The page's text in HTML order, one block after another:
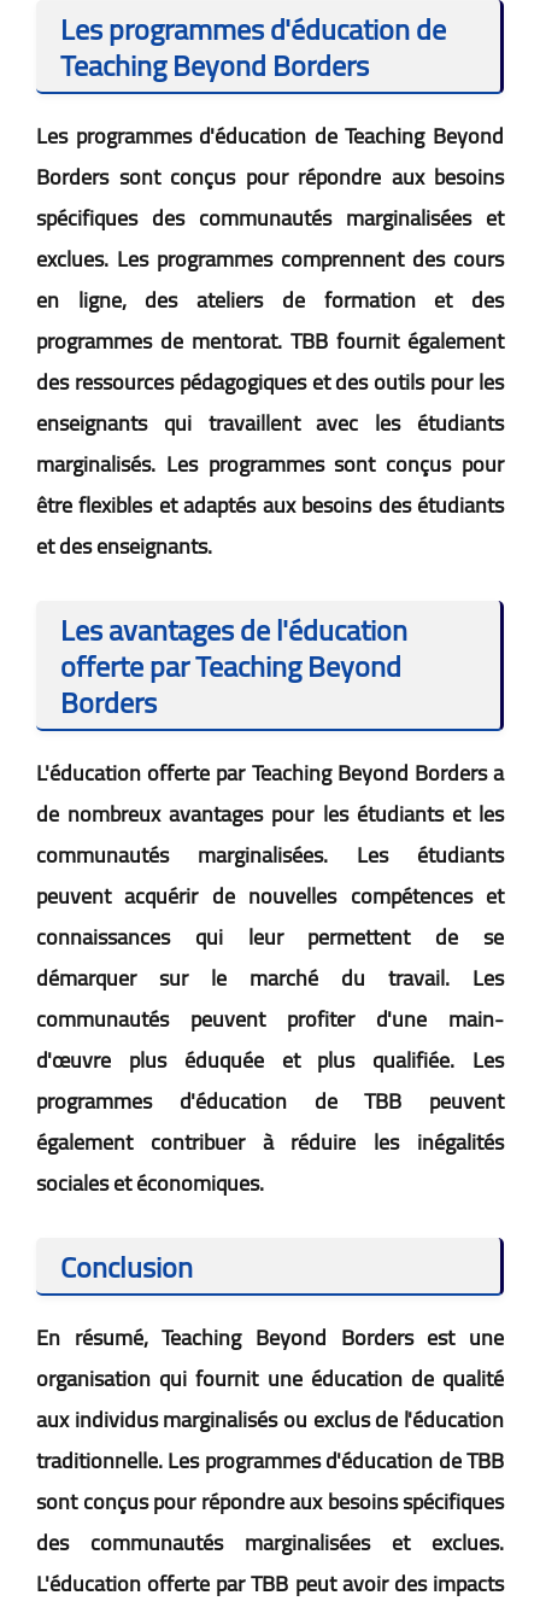
Les programmes d'éducation de
Teaching Beyond Borders
Les programmes d'éducation de Teaching Beyond
Borders sont conçus pour répondre aux besoins
spécifiques des communautés marginalisées et
exclues. Les programmes comprennent des cours
en ligne, des ateliers de formation et des
programmes de mentorat. TBB fournit également
des ressources pédagogiques et des outils pour les
enseignants qui travaillent avec les étudiants
marginalisés. Les programmes sont conçus pour
être flexibles et adaptés aux besoins des étudiants
et des enseignants.
Les avantages de l'éducation
offerte par Teaching Beyond
Borders
L'éducation offerte par Teaching Beyond Borders a
de nombreux avantages pour les étudiants et les
communautés marginalisées. Les étudiants
peuvent acquérir de nouvelles compétences et
connaissances qui leur permettent de se
démarquer sur le marché du travail. Les
communautés peuvent profiter d'une main-
d'œuvre plus éduquée et plus qualifiée. Les
programmes d'éducation de TBB peuvent
également contribuer à réduire les inégalités
sociales et économiques.
Conclusion
En résumé, Teaching Beyond Borders est une
organisation qui fournit une éducation de qualité
aux individus marginalisés ou exclus de l'éducation
traditionnelle. Les programmes d'éducation de TBB
sont conçus pour répondre aux besoins spécifiques
des communautés marginalisées et exclues.
L'éducation offerte par TBB peut avoir des impacts